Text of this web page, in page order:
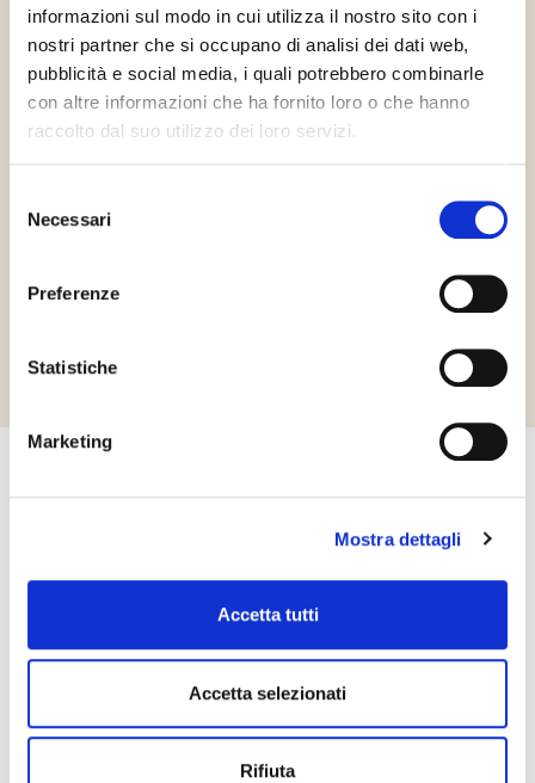
informazioni sul modo in cui utilizza il nostro sito con i
nostri partner che si occupano di analisi dei dati web,
pubblicità e social media, i quali potrebbero combinarle
con altre informazioni che ha fornito loro o che hanno
raccolto dal suo utilizzo dei loro servizi.
delNecessari
Preferenze
Statistiche
Marketing
Mostra dettagli
Accetta tutti
Accetta selezionati
Rifiuta
40572
szeretettel várjuk a honlapon feltüntetett elérhetőségeken.
KAPCSOLATFELVÉTEL